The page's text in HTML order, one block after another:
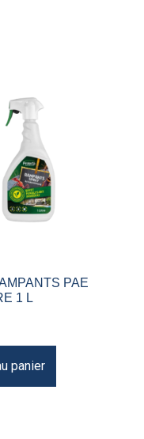
PAE
1 L
panier